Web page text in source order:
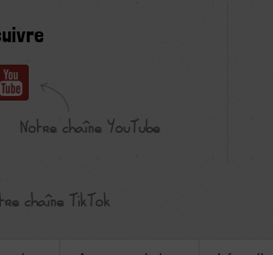
Notre chaîne YouTube
chaîne TikTok